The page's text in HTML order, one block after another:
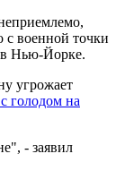
с военной точки
в Нью-Йорке.
угрожает
голодом на
- заявил